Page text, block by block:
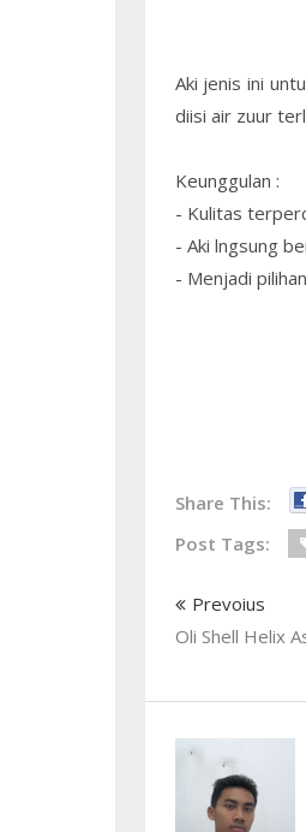
Aki jenis ini
diisi air zuur
Keunggulan :
- Kulitas
- Aki lngsung
- Menjadi
Share This:
Post Tags:
Prevoius
Oli Shell Helix